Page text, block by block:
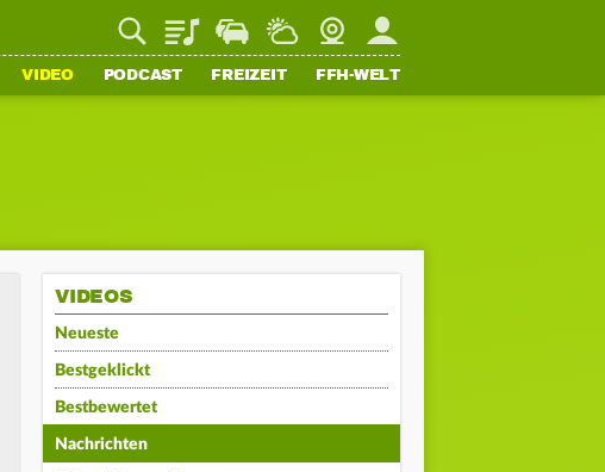
PlaylistStaupilotWetterWebcamMein FFH
VIDEO PODCAST FREIZEIT FFH-WELT
VIDEOS
Neueste
Bestgeklickt
Bestbewertet
Nachrichten